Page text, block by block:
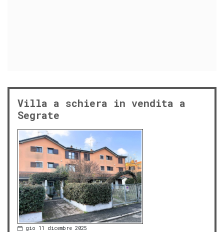
Villa a schiera in vendita a
Segrate
gio 11 dicembre 2025